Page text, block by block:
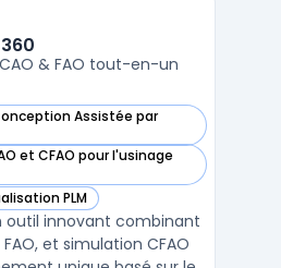
la conception de pièces,
ensembles et mises ... & FAO tout-en-un
Assistée par
cette catégorie
et CFAO pour l'usinage
cette catégorie
PLM
cette catégorie
outil innovant combinant
et simulation CFAO